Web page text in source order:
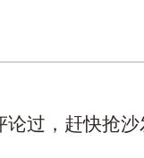
论过，赶快抢沙